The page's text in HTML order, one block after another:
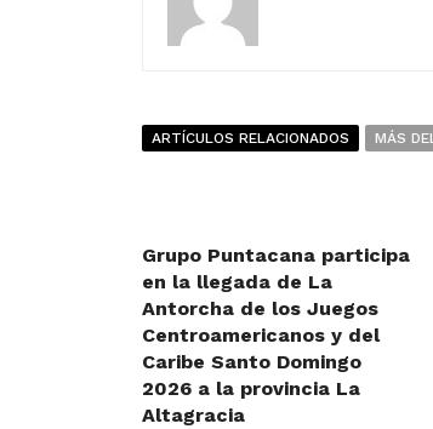
ARTÍCULOS RELACIONADOS MÁS
Grupo Puntacana participa
en la llegada de La
Antorcha de los Juegos
Centroamericanos y del
Caribe Santo Domingo
2026 a la provincia La
Altagracia